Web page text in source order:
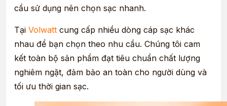
Chi phí Thấp
Tính tiện lợi
Không phù
hợp người bận
rộn
Phù hợp nhu
cầu sử dụng nên chọn sạc nhanh.
Tại Volwatt cung cấp nhiều dòng cáp sạc khác
nhau để bạn chọn theo nhu cầu. Chúng tôi cam
kết toàn bộ sản phẩm đạt tiêu chuẩn chất lượng
nghiêm ngặt, đảm bảo an toàn cho người dùng và
tối ưu thời gian sạc.